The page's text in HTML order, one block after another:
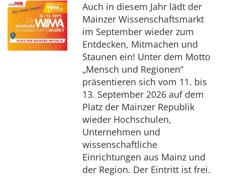
Auch in diesem Jahr lädt der
Mainzer Wissenschaftsmarkt
im September wieder zum
Entdecken, Mitmachen und
Staunen ein! Unter dem Motto
„Mensch und Regionen“
präsentieren sich vom 11. bis
13. September 2026 auf dem
Platz der Mainzer Republik
wieder Hochschulen,
Unternehmen und
wissenschaftliche
Einrichtungen aus Mainz und
der Region. Der Eintritt ist frei.